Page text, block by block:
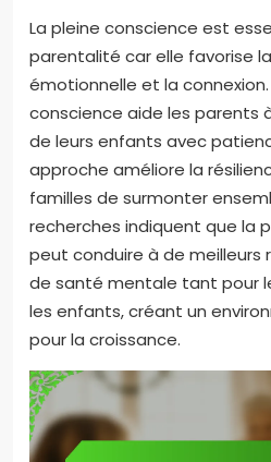
La pleine conscience est
parentalité car elle favorise
émotionnelle et la
conscience aide les parents
de leurs enfants avec
approche améliore la
familles de surmonter
recherches indiquent que la
peut conduire à de
de santé mentale tant pour
les enfants, créant un
pour la croissance.